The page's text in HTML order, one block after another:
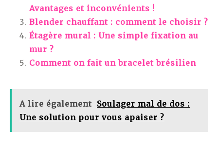
Avantages et inconvénients !
Blender chauffant : comment le choisir ?
Étagère mural : Une simple fixation au
mur ?
Comment on fait un bracelet brésilien
A lire également Soulager mal de dos :
Une solution pour vous apaiser ?